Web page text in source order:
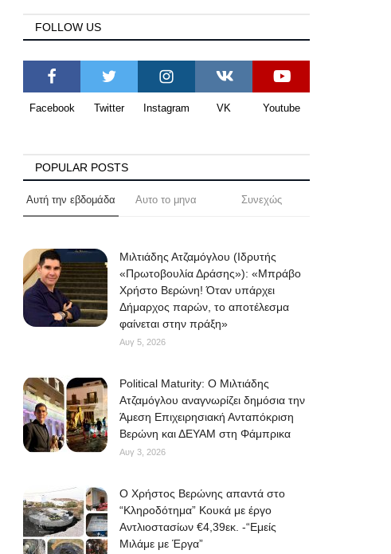
FOLLOW US
Facebook Twitter Instagram VK Youtube
POPULAR POSTS
Αυτή την εβδομάδα Αυτο το μηνα Συνεχώς
Μιλτιάδης Ατζαμόγλου (Ιδρυτής
«Πρωτοβουλία Δράσης»): «Μπράβο
Χρήστο Βερώνη! Όταν υπάρχει
Δήμαρχος παρών, το αποτέλεσμα
φαίνεται στην πράξη»
Αυγ 5, 2026
Political Maturity: Ο Μιλτιάδης
Ατζαμόγλου αναγνωρίζει δημόσια την
Άμεση Επιχειρησιακή Ανταπόκριση
Βερώνη και ΔΕΥΑΜ στη Φάμπρικα
Αυγ 3, 2026
O Χρήστος Βερώνης απαντά στο
“Κληροδότημα” Κουκά με έργο
Αντλιοστασίων €4,39εκ. -“Εμείς
Μιλάμε με Έργα”